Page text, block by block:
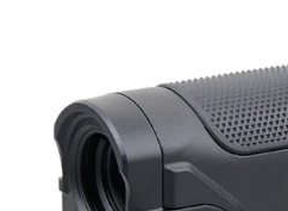
покрытием, которое
хват. В комплекте
Характеристики
Paragon 6x25 LCD
Измеряемое